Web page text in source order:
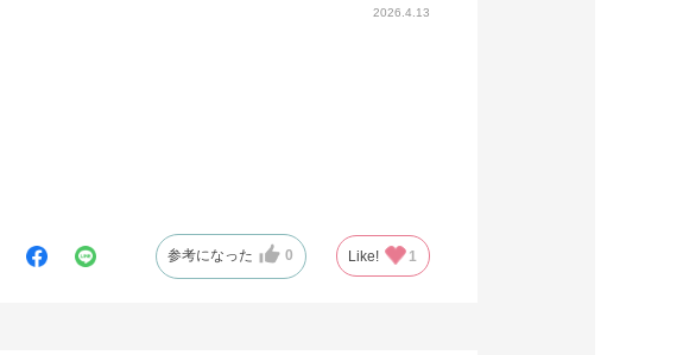
2026.4.13
参考になった 0 Like! 1